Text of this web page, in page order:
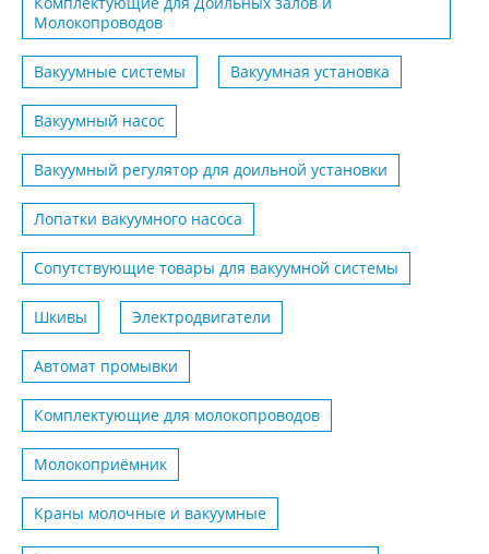
Молокопроводов
Вакуумные системы Вакуумная установка
Вакуумный насос
Вакуумный регулятор для доильной установки
Лопатки вакуумного насоса
Сопутствующие товары для вакуумной системы
Шкивы Электродвигатели
Автомат промывки
Комплектующие для молокопроводов
Молокоприёмник
Краны молочные и вакуумные